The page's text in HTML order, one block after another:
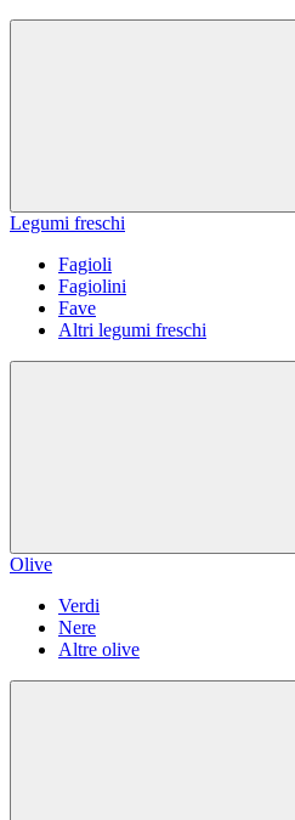
Legumi freschi
Fagioli
Fagiolini
Fave
Altri legumi freschi
Olive
Verdi
Nere
Altre olive